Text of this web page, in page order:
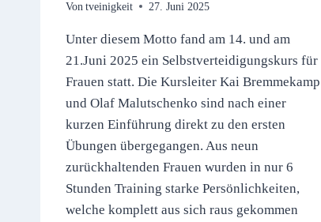
Von tveinigkeit 27. Juni 2025
Unter diesem Motto fand am 14. und am
21.Juni 2025 ein Selbstverteidigungskurs für
Frauen statt. Die Kursleiter Kai Bremmekamp
und Olaf Malutschenko sind nach einer
kurzen Einführung direkt zu den ersten
Übungen übergegangen. Aus neun
zurückhaltenden Frauen wurden in nur 6
Stunden Training starke Persönlichkeiten,
welche komplett aus sich raus gekommen